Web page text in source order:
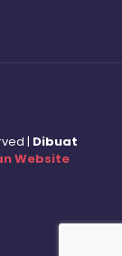
| Dibuat
Website